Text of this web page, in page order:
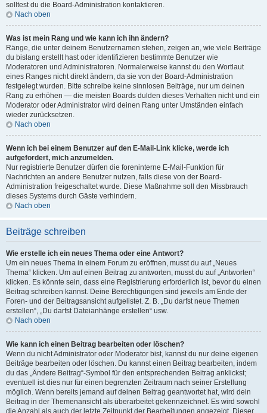
solltest du die Board-Administration kontaktieren.
Nach oben
Was ist mein Rang und wie kann ich ihn ändern?
Ränge, die unter deinem Benutzernamen stehen, zeigen an, wie viele Beiträge
du bislang erstellt hast oder identifizieren bestimmte Benutzer wie
Moderatoren und Administratoren. Normalerweise kannst du den Wortlaut
eines Ranges nicht direkt ändern, da sie von der Board-Administration
festgelegt wurden. Bitte schreibe keine sinnlosen Beiträge, nur um deinen
Rang zu erhöhen — die meisten Boards dulden dieses Verhalten nicht und ein
Moderator oder Administrator wird deinen Rang unter Umständen einfach
wieder zurücksetzen.
Nach oben
Wenn ich bei einem Benutzer auf den E-Mail-Link klicke, werde ich
aufgefordert, mich anzumelden.
Nur registrierte Benutzer dürfen die foreninterne E-Mail-Funktion für
Nachrichten an andere Benutzer nutzen, falls diese von der Board-
Administration freigeschaltet wurde. Diese Maßnahme soll den Missbrauch
dieses Systems durch Gäste verhindern.
Nach oben
Beiträge schreiben
Wie erstelle ich ein neues Thema oder eine Antwort?
Um ein neues Thema in einem Forum zu eröffnen, musst du auf „Neues
Thema“ klicken. Um auf einen Beitrag zu antworten, musst du auf „Antworten“
klicken. Es könnte sein, dass eine Registrierung erforderlich ist, bevor du einen
Beitrag schreiben kannst. Deine Berechtigungen sind jeweils am Ende der
Foren- und der Beitragsansicht aufgelistet. Z. B. „Du darfst neue Themen
erstellen“, „Du darfst Dateianhänge erstellen“ usw.
Nach oben
Wie kann ich einen Beitrag bearbeiten oder löschen?
Wenn du nicht Administrator oder Moderator bist, kannst du nur deine eigenen
Beiträge bearbeiten oder löschen. Du kannst einen Beitrag bearbeiten, indem
du das „Ändere Beitrag“-Symbol für den entsprechenden Beitrag anklickst;
eventuell ist dies nur für einen begrenzten Zeitraum nach seiner Erstellung
möglich. Wenn bereits jemand auf deinen Beitrag geantwortet hat, wird dein
Beitrag in der Themenansicht als überarbeitet gekennzeichnet. Es wird sowohl
die Anzahl als auch der letzte Zeitpunkt der Bearbeitungen angezeigt. Dieser